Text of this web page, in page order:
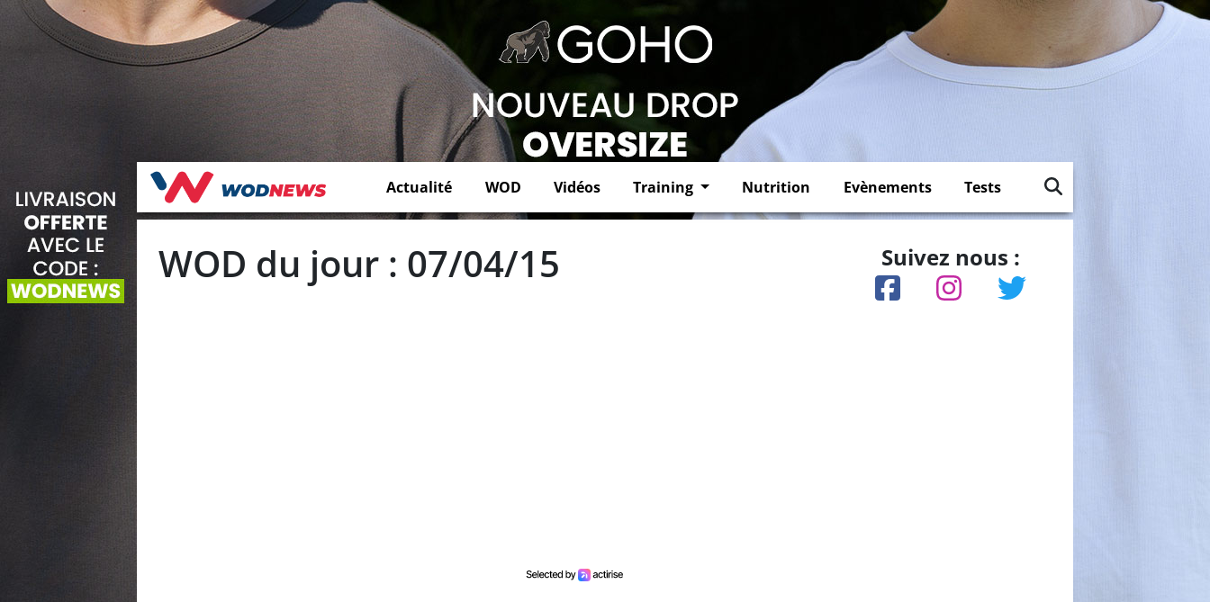
Actualité WOD Vidéos Training Nutrition Evènements Tests
WOD du jour : 07/04/15 Suivez nous :